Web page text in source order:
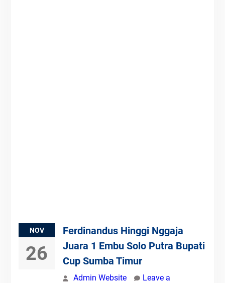
NOV
26
Ferdinandus Hinggi Nggaja
Juara 1 Embu Solo Putra Bupati
Cup Sumba Timur
Admin Website Leave a